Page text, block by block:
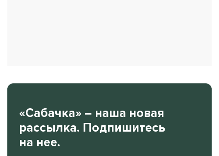
«Сабачка» – наша новая
рассылка. Подпишитесь
на нее.